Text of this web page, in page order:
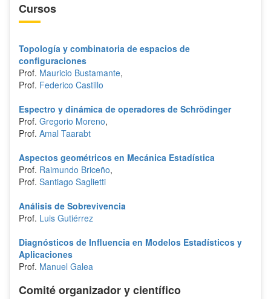
Cursos
Topología y combinatoria de espacios de
configuraciones
Prof. Mauricio Bustamante,
Prof. Federico Castillo
Espectro y dinámica de operadores de Schrödinger
Prof. Gregorio Moreno,
Prof. Amal Taarabt
Aspectos geométricos en Mecánica Estadística
Prof. Raimundo Briceño,
Prof. Santiago Saglietti
Análisis de Sobrevivencia
Prof. Luis Gutiérrez
Diagnósticos de Influencia en Modelos Estadísticos y
Aplicaciones
Prof. Manuel Galea
Comité organizador y científico